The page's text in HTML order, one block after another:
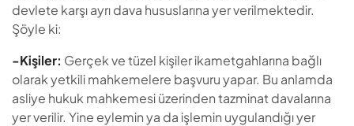
devlete karşı ayrı dava hususlarına yer verilmektedir.
Şöyle ki:
-Kişiler: Gerçek ve tüzel kişiler ikametgahlarına bağlı
olarak yetkili mahkemelere başvuru yapar. Bu anlamda
asliye hukuk mahkemesi üzerinden tazminat davalarına
yer verilir. Yine eylemin ya da işlemin uygulandığı yer